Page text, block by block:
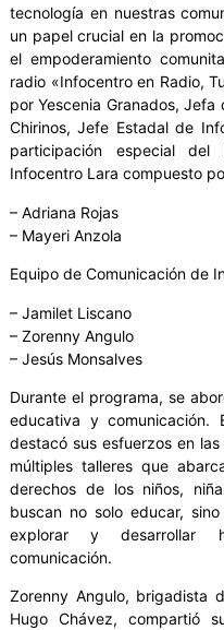
tecnología en nuestras
un papel crucial en la
el empoderamiento
radio «Infocentro en Radio,
por Yescenia Granados, Jefa
Chirinos, Jefe Estadal de
participación especial del
Infocentro Lara compuesto
– Adriana Rojas
– Mayeri Anzola
Equipo de Comunicación de
– Jamilet Liscano
– Zorenny Angulo
– Jesús Monsalves
Durante el programa, se
educativa y comunicación.
destacó sus esfuerzos en
múltiples talleres que
derechos de los niños,
buscan no solo educar,
explorar y desarrollar
comunicación.
Zorenny Angulo, brigadista
Hugo Chávez, compartió